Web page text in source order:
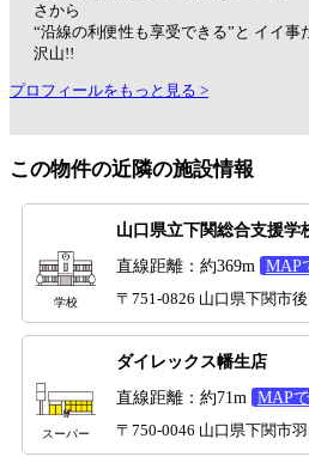
さから
“沿線の利便性も享受できる”と イイ
沢山!!
プロフィールをもっと見る >
この物件の近隣の施設情報
学校
山口県立下関総合支援学
直線距離：約369m
MAP
〒751-0826 山口県下関市
スーパー
ダイレックス幡生店
直線距離：約71m
MAP
〒750-0046 山口県下関市